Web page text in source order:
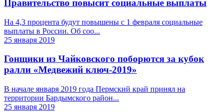
Правительство повысит социальные выплаты
На 4,3 процента будут повышены с 1 февраля социальные
выплаты в России. Об соо...
25 января 2019
Гонщики из Чайковского поборются за кубок
ралли «Медвежий ключ-2019»
В начале января 2019 года Пермский край принял на
территории Бардымского район...
25 января 2019